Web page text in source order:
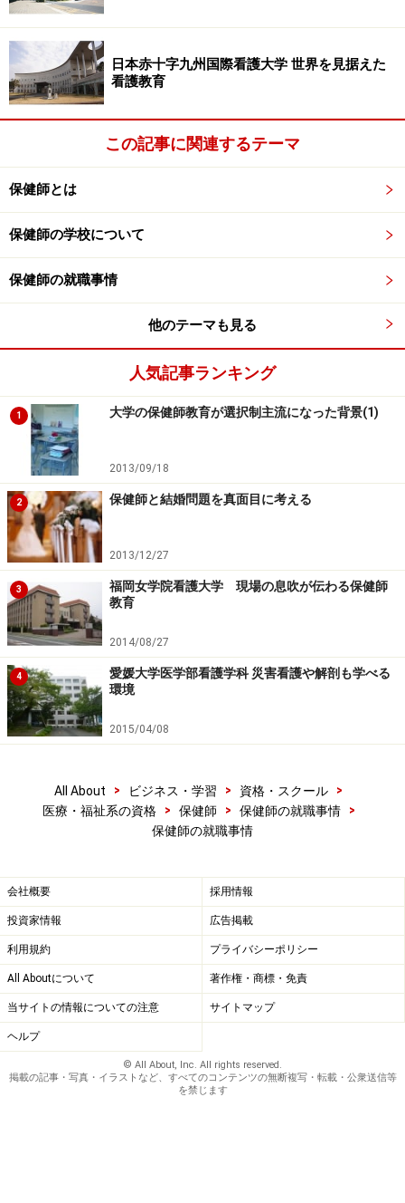
※記事内容は執筆時点のものです。最新の内容をご確認くださ
い。
1/2 次のページへ
日本赤十字九州国際看護大学 世界を見据えた
看護教育
この記事に関連するテーマ
保健師とは
保健師の学校について
保健師の就職事情
他のテーマも見る
人気記事ランキング
1 大学の保健師教育が選択制主流になった背景(1)
2013/09/18
2 保健師と結婚問題を真面目に考える
2013/12/27
3
福岡女学院看護大学 現場の息吹が伝わる保健師
教育
2014/08/27
4
愛媛大学医学部看護学科 災害看護や解剖も学べる
環境
2015/04/08
All About > ビジネス・学習 > 資格・スクール
>
医療・福祉系の資格
> 保健師 > 保健師の就職事情
>
保健師の就職事情
会社概要 採用情報
投資家情報 広告掲載
利用規約 プライバシーポリシー
All Aboutについて 著作権・商標・免責
当サイトの情報についての注意 サイトマップ
ヘルプ
© All About, Inc. All rights reserved.
掲載の記事・写真・イラストなど、すべてのコンテンツの無断複写・転載・公衆送信等
を禁じます